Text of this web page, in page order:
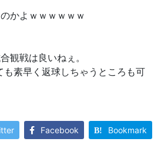
かよｗｗｗｗｗｗ
観戦は良いねぇ。
も素早く返球しちゃうところも可
Facebook Bookmark